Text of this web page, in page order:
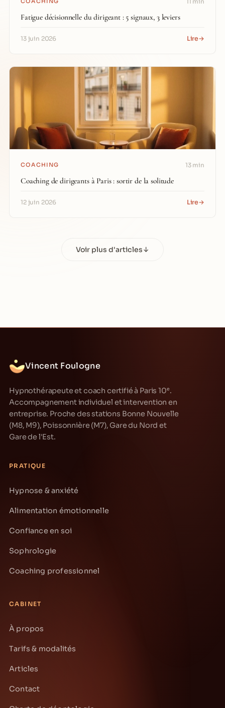
Fatigue décisionnelle du dirigeant : 5 signaux, 3 leviers
13 juin 2026 Lire→
COACHING 13 min
Coaching de dirigeants à Paris : sortir de la solitude
12 juin 2026 Lire→
Voir plus d'articles↓
Vincent Foulogne
Hypnothérapeute et coach certifié à Paris 10ᵉ.
Accompagnement individuel et intervention en
entreprise. Proche des stations Bonne Nouvelle
(M8, M9), Poissonnière (M7), Gare du Nord et
Gare de l'Est.
PRATIQUE
Hypnose & anxiété
Alimentation émotionnelle
Confiance en soi
Sophrologie
Coaching professionnel
CABINET
À propos
Tarifs & modalités
Articles
Contact